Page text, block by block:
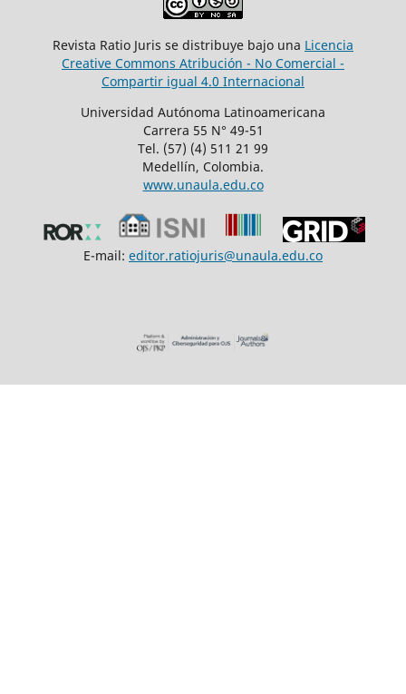
Revista Ratio Juris se distribuye bajo una Licencia
Creative Commons Atribución - No Comercial -
Compartir igual 4.0 Internacional
Universidad Autónoma Latinoamericana
Carrera 55 N° 49-51
Tel. (57) (4) 511 21 99
Medellín, Colombia.
www.unaula.edu.co
E-mail: editor.ratiojuris@unaula.edu.co